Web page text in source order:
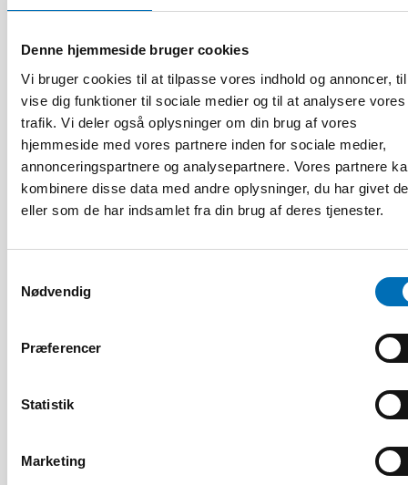
Denne hjemmeside bruger cookies
Vi bruger cookies til at tilpasse vores indhold og annoncer,
vise dig funktioner til sociale medier og til at analysere vores
trafik. Vi deler også oplysninger om din brug af vores
hjemmeside med vores partnere inden for sociale medier,
annonceringspartnere og analysepartnere. Vores partnere
kombinere disse data med andre oplysninger, du har givet
eller som de har indsamlet fra din brug af deres tjenester.
Nødvendig
Præferencer
Statistik
Marketing
BØRN & UNGE
17 jun 2024
myndigheter